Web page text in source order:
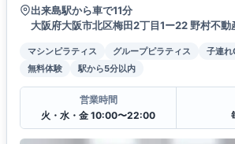
出来島駅から車で11分
大阪府大阪市北区梅田2丁目1ー22 野村不動
マシンピラティス グループピラティス 子連れ
無料体験
駅から5分以内
営業時間
火・水・金 10:00〜22:00